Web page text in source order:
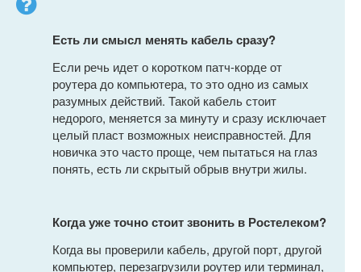
Есть ли смысл менять кабель сразу?
Если речь идет о коротком патч-корде от
роутера до компьютера, то это одно из самых
разумных действий. Такой кабель стоит
недорого, меняется за минуту и сразу исключает
целый пласт возможных неисправностей. Для
новичка это часто проще, чем пытаться на глаз
понять, есть ли скрытый обрыв внутри жилы.
Когда уже точно стоит звонить в Ростелеком?
Когда вы проверили кабель, другой порт, другой
компьютер, перезагрузили роутер или терминал,